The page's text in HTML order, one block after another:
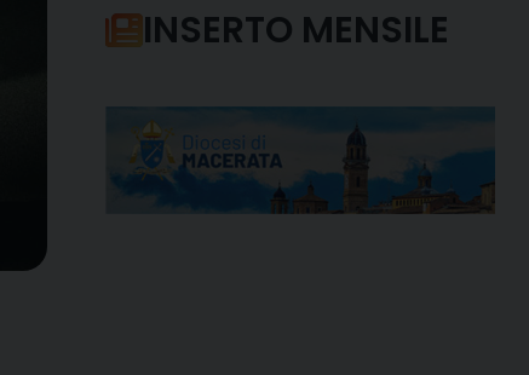
INSERTO MENSILE